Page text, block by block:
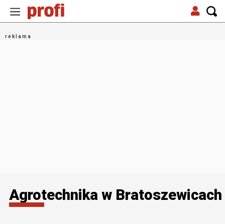
Agrotechnika w Bratoszewicach